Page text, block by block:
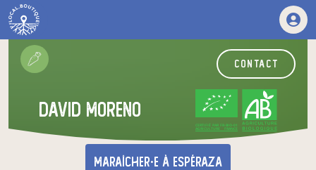
contact
david moreno
CERTIFIÉ PAR FR-BIO-01
AGRICULTURE FRANCE
maraîcher·e à Espéraza